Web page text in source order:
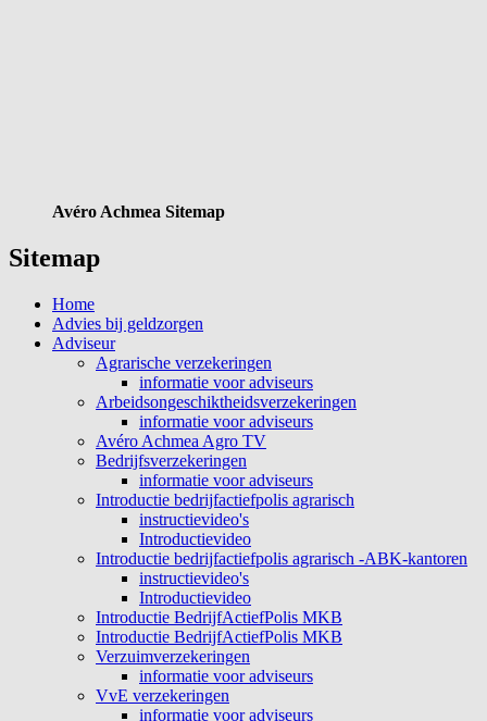
Avéro Achmea Sitemap
Sitemap
Home
Advies bij geldzorgen
Adviseur
Agrarische verzekeringen
informatie voor adviseurs
Arbeidsongeschiktheidsverzekeringen
informatie voor adviseurs
Avéro Achmea Agro TV
Bedrijfsverzekeringen
informatie voor adviseurs
Introductie bedrijfactiefpolis agrarisch
instructievideo's
Introductievideo
Introductie bedrijfactiefpolis agrarisch -ABK-kantoren
instructievideo's
Introductievideo
Introductie BedrijfActiefPolis MKB
Introductie BedrijfActiefPolis MKB
Verzuimverzekeringen
informatie voor adviseurs
VvE verzekeringen
informatie voor adviseurs